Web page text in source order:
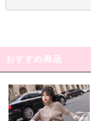
おすすめ商品